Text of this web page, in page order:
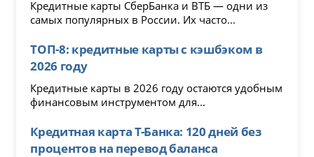
Кредитные карты СберБанка и ВТБ — одни из
самых популярных в России. Их часто...
ТОП-8: кредитные карты с кэшбэком в
2026 году
Кредитные карты в 2026 году остаются удобным
финансовым инструментом для...
Кредитная карта Т-Банка: 120 дней без
процентов на перевод баланса